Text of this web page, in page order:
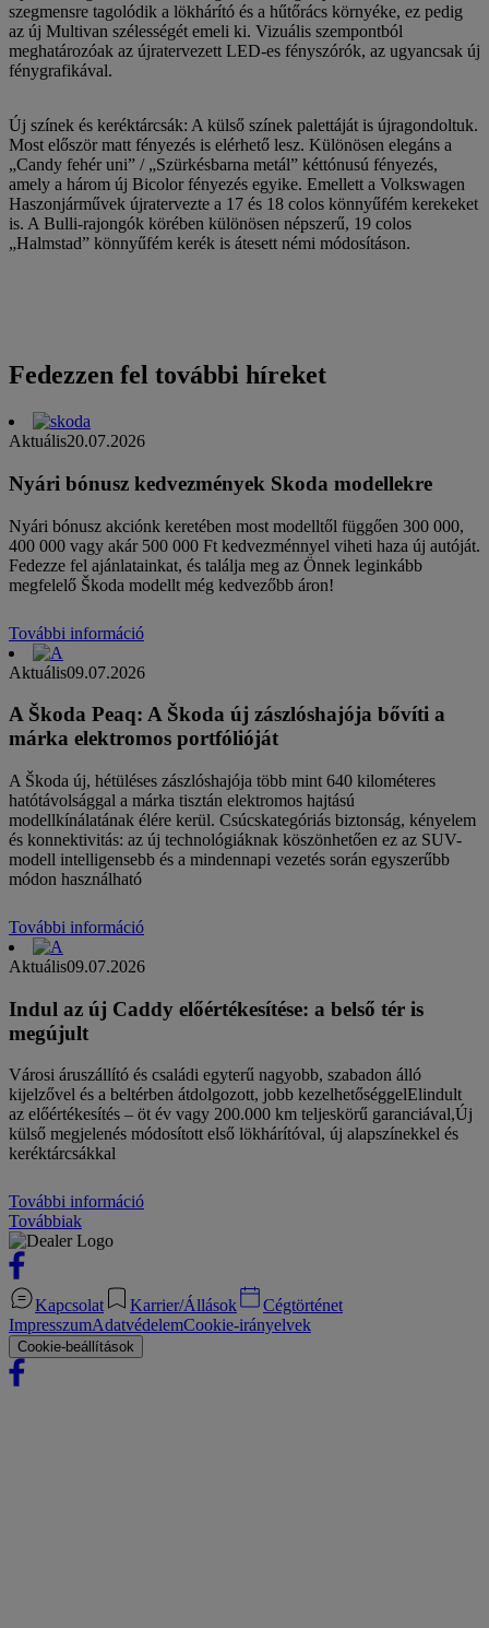
szegmensre tagolódik a lökhárító és a hűtőrács környéke, ez pedig
az új Multivan szélességét emeli ki. Vizuális szempontból
meghatározóak az újratervezett LED-es fényszórók, az ugyancsak új
fénygrafikával.
Új színek és keréktárcsák: A külső színek palettáját is újragondoltuk.
Most először matt fényezés is elérhető lesz. Különösen elegáns a
„Candy fehér uni” / „Szürkésbarna metál” kéttónusú fényezés,
amely a három új Bicolor fényezés egyike. Emellett a Volkswagen
Haszonjárművek újratervezte a 17 és 18 colos könnyűfém kerekeket
is. A Bulli-rajongók körében különösen népszerű, 19 colos
„Halmstad” könnyűfém kerék is átesett némi módosításon.
Fedezzen fel további híreket
Aktuális20.07.2026
Nyári bónusz kedvezmények Skoda modellekre
Nyári bónusz akciónk keretében most modelltől függően 300 000,
400 000 vagy akár 500 000 Ft kedvezménnyel viheti haza új autóját.
Fedezze fel ajánlatainkat, és találja meg az Önnek leginkább
megfelelő Škoda modellt még kedvezőbb áron!
További információ
Aktuális09.07.2026
A Škoda Peaq: A Škoda új zászlóshajója bővíti a
márka elektromos portfólióját
A Škoda új, hétüléses zászlóshajója több mint 640 kilométeres
hatótávolsággal a márka tisztán elektromos hajtású
modellkínálatának élére kerül. Csúcskategóriás biztonság, kényelem
és konnektivitás: az új technológiáknak köszönhetően ez az SUV-
modell intelligensebb és a mindennapi vezetés során egyszerűbb
módon használható
További információ
Aktuális09.07.2026
Indul az új Caddy előértékesítése: a belső tér is
megújult
Városi áruszállító és családi egyterű nagyobb, szabadon álló
kijelzővel és a beltérben átdolgozott, jobb kezelhetőséggelElindult
az előértékesítés – öt év vagy 200.000 km teljeskörű garanciával,Új
külső megjelenés módosított első lökhárítóval, új alapszínekkel és
keréktárcsákkal
További információ
Továbbiak
Kapcsolat Karrier/Állások
Cégtörténet
ImpresszumAdatvédelemCookie-irányelvek
Cookie-beállítások